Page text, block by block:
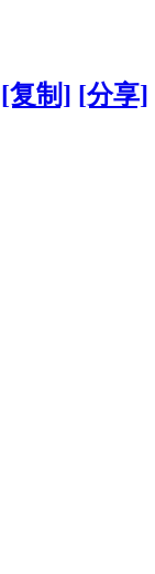
[复制] [分享]